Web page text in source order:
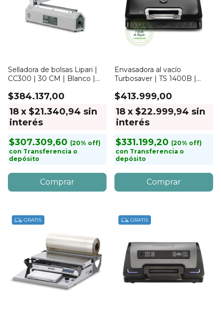
Selladora de bolsas Lipari |
CC300 | 30 CM | Blanco |
$384.137,00
18 x $21.340,94 sin
interés
$307.309,60
con Transferencia o
depósito
Envasadora al vacío
Turbosaver | TS 1400B |
$413.999,00
18 x $22.999,94 sin
interés
$331.199,20
con Transferencia o
depósito
GRATIS GRATIS